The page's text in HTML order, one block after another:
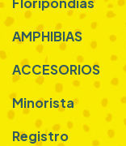
AMPHIBIAS
ACCESORIOS
Minorista
Registro